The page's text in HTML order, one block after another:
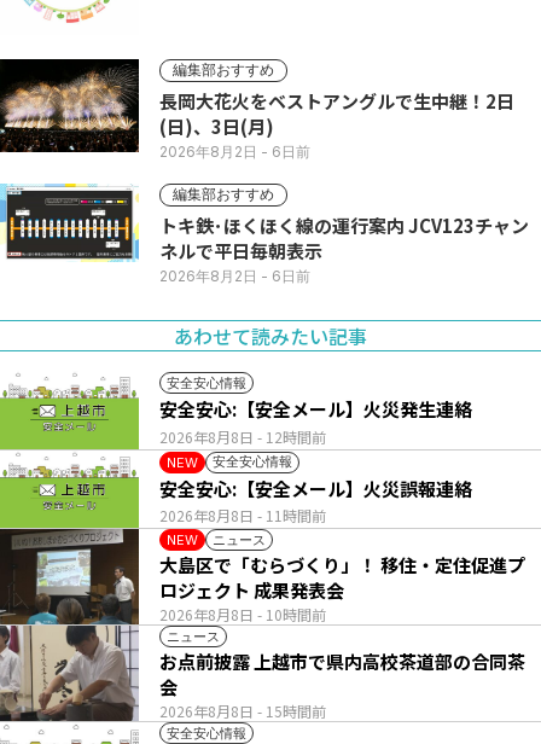
編集部おすすめ
長岡大花火をベストアングルで生中継！2日
(日)、3日(月)
2026年8月2日 - 6日前
編集部おすすめ
トキ鉄･ほくほく線の運行案内 JCV123チャン
ネルで平日毎朝表示
2026年8月2日 - 6日前
あわせて読みたい記事
安全安心情報
2026年8月8日 - 12時間前
安全安心:【安全メール】火災発生連絡
NEW 安全安心情報
2026年8月8日 - 11時間前
安全安心:【安全メール】火災誤報連絡
NEW ニュース
2026年8月8日 - 10時間前
大島区で「むらづくり」！ 移住・定住促進プ
ロジェクト 成果発表会
ニュース
2026年8月8日 - 15時間前
お点前披露 上越市で県内高校茶道部の合同茶
会
安全安心情報